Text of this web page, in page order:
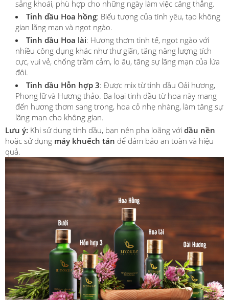
sảng khoái, phù hợp cho những ngày làm việc căng thẳng.
Tinh dầu Hoa hồng: Biểu tượng của tình yêu, tạo không
gian lãng mạn và ngọt ngào.
Tinh dầu Hoa lài: Hương thơm tinh tế, ngọt ngào với
nhiều công dụng khác như thư giãn, tăng năng lượng tích
cực, vui vẻ, chống trầm cảm, lo âu, tăng sự lãng mạn của lứa
đôi.
Tinh dầu Hỗn hợp 3: Được mix từ tinh dầu Oải hương,
Phong lữ và Hương thảo. Ba loại tinh dầu từ hoa này mang
đến hương thơm sang trọng, hoa cỏ nhẹ nhàng, làm tăng sự
lãng mạn cho không gian.
Lưu ý: Khi sử dụng tinh dầu, bạn nên pha loãng với dầu nền
hoặc sử dụng máy khuếch tán để đảm bảo an toàn và hiệu
quả.